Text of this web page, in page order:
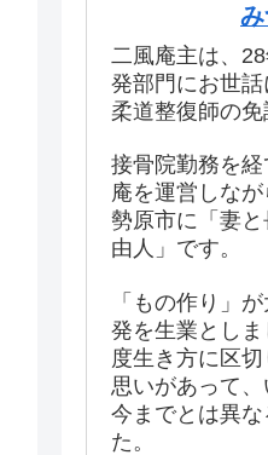
二風庵主は、
発部門にお世
柔道整復師の免
接骨院勤務を
庵を運営しな
勢原市に「妻
由人」です。
「もの作り」
発を生業とし
度生き方に区
思いがあって
今までとは異
た。